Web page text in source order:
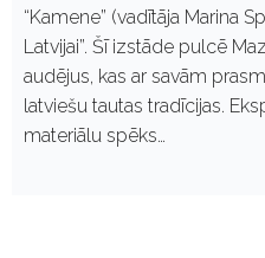
“Kamene” (vadītāja Marina
Latvijai”. Šī izstāde pulcē
audējus, kas ar savām
latviešu tautas tradīcijas.
materiālu spēks…